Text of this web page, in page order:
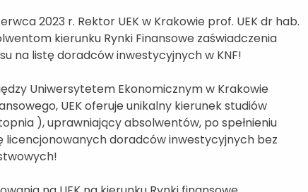
2023 r. Rektor UEK w Krakowie prof. UEK dr hab.
kierunku Rynki Finansowe zaświadczenia
na listę doradców inwestycyjnych w KNF!
Uniwersytetem Ekonomicznym w Krakowie
UEK oferuje unikalny kierunek studiów
), uprawniający absolwentów, po spełnieniu
licencjonowanych doradców inwestycyjnych bez